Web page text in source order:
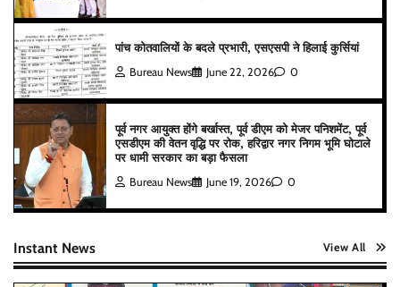
पांच कोतवालियों के बदले प्रभारी, एसएसपी ने हिलाई कुर्सियां
Bureau News June 22, 2026 0
पूर्व नगर आयुक्त होंगे बर्खास्त, पूर्व डीएम को मेजर पनिशमेंट, पूर्व
एसडीएम की वेतन वृद्धि पर रोक, हरिद्वार नगर निगम भूमि घोटाले
पर धामी सरकार का बड़ा फैसला
Bureau News June 19, 2026 0
Instant News View All